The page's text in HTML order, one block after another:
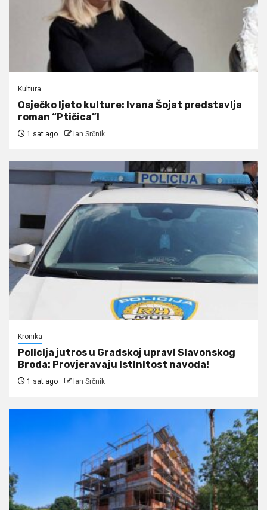
Kultura
Osječko ljeto kulture: Ivana Šojat predstavlja
roman “Ptičica”!
1 sat ago Ian Srčnik
Kronika
Policija jutros u Gradskoj upravi Slavonskog
Broda: Provjeravaju istinitost navoda!
1 sat ago Ian Srčnik